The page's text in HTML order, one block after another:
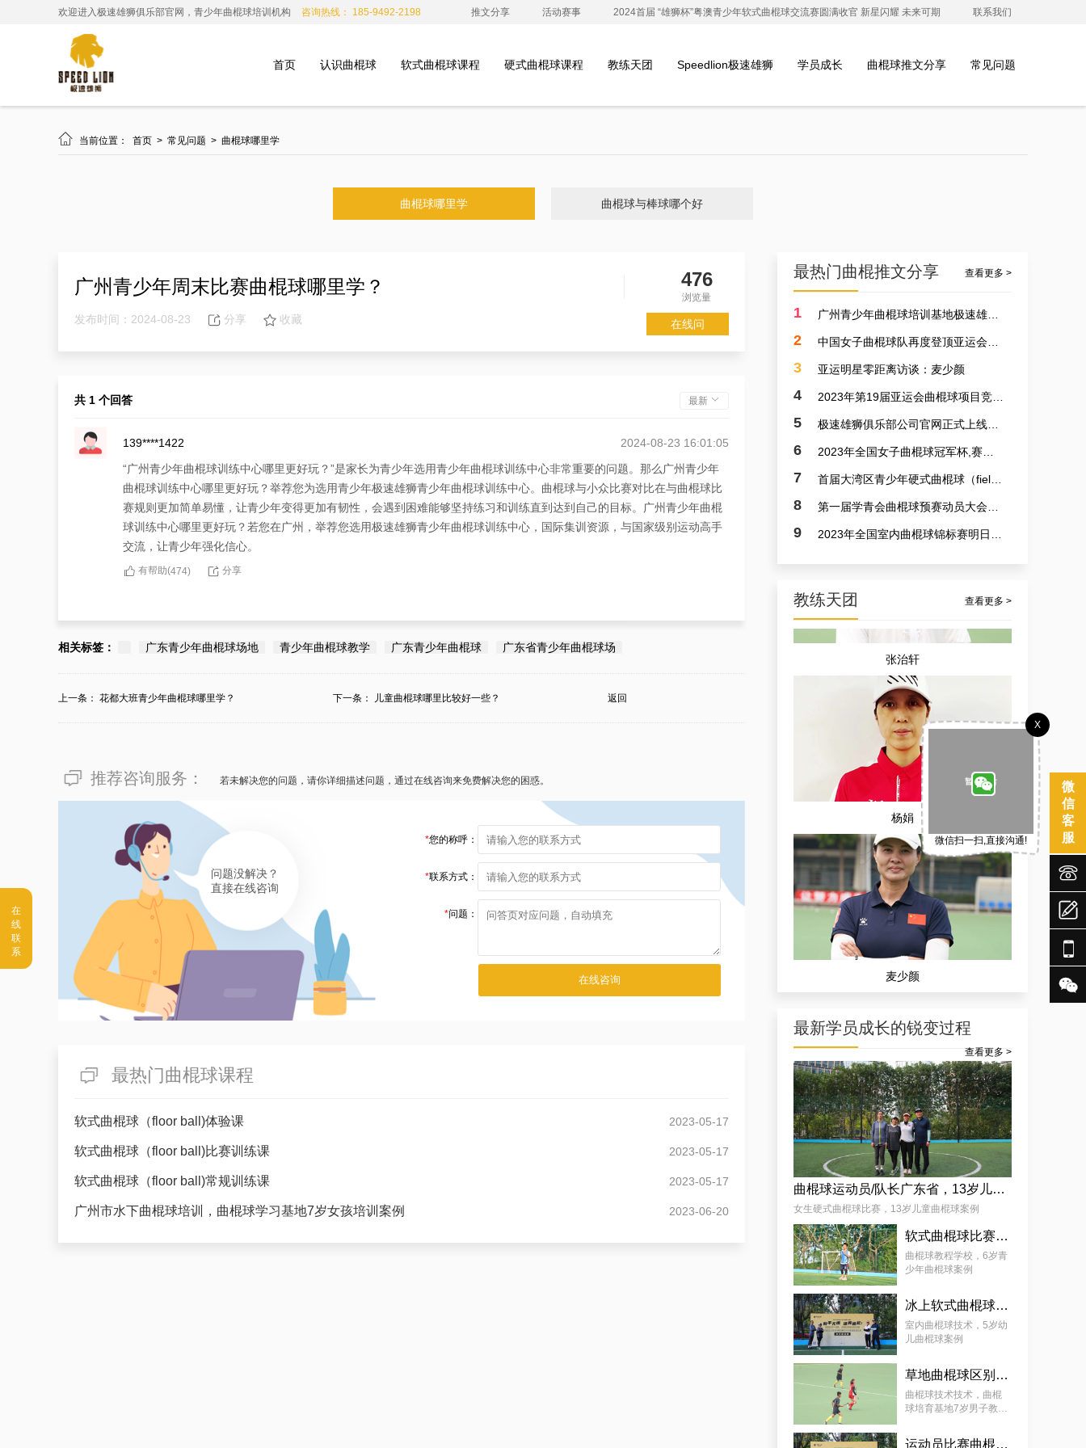
欢迎进入极速雄狮俱乐部官网，青少年曲棍球培训机构 咨询热线： 185-9492-2198 推文分享 活动赛事 2024首届 “雄狮杯”粤澳青少年软式曲棍球交流赛圆满收官 新星闪耀 未来可期 联系我们
首页 认识曲棍球 软式曲棍球课程 硬式曲棍球课程 教练天团 Speedlion极速雄狮 学员成长 曲棍球推文分享 常见问题
 当前位置： 首页 > 常见问题 > 曲棍球哪里学
曲棍球哪里学 曲棍球与棒球哪个好
广州青少年周末比赛曲棍球哪里学？ 476
浏览量
发布时间：2024-08-23 分享 收藏 在线问
共 1 个回答 最新
139****1422
2024-08-23 16:01:05
“广州青少年曲棍球训练中心哪里更好玩？”是家长为青少年选用青少年曲棍球训练中心非常重要的问题。那么广州青少年
曲棍球训练中心哪里更好玩？举荐您为选用青少年极速雄狮青少年曲棍球训练中心。曲棍球与小众比赛对比在与曲棍球比
赛规则更加简单易懂，让青少年变得更加有韧性，会遇到困难能够坚持练习和训练直到达到自己的目标。广州青少年曲棍
球训练中心哪里更好玩？若您在广州，举荐您选用极速雄狮青少年曲棍球训练中心，国际集训资源，与国家级别运动高手
交流，让青少年强化信心。
有帮助(474) 分享
相关标签： 广东青少年曲棍球场地 青少年曲棍球教学 广东青少年曲棍球 广东省青少年曲棍球场
上一条： 花都大班青少年曲棍球哪里学？ 下一条： 儿童曲棍球哪里比较好一些？ 返回
推荐咨询服务： 若未解决您的问题，请你详细描述问题，通过在线咨询来免费解决您的困惑。
问题没解决？
直接在线咨询
*您的称呼：
*联系方式：
*问题：
最热门曲棍球课程
软式曲棍球（floor ball)体验课 2023-05-17
软式曲棍球（floor ball)比赛训练课 2023-05-17
软式曲棍球（floor ball)常规训练课 2023-05-17
广州市水下曲棍球培训，曲棍球学习基地7岁女孩培训案例 2023-06-20
最热门曲棍推文分享 查看更多 >
1
2
3 亚运明星零距离访谈：麦少颜
4
5
6
7
8
9
教练天团 查看更多 >
孟宪飞
张治轩
杨娟
麦少颜
最新学员成长的锐变过程
查看更多 >
曲棍球运动员/队长广东省，13岁儿童曲棍球案例
女生硬式曲棍球比赛，13岁儿童曲棍球案例
软式曲棍球比赛技巧，6岁青少年曲棍球教程案例
曲棍球教程学校，6岁青
少年曲棍球案例
冰上软式曲棍球，曲棍球教育基地5岁女孩教程案例
室内曲棍球技术，5岁幼
儿曲棍球案例
草地曲棍球区别，7岁幼儿曲棍球教学案例
曲棍球技术技术，曲棍
球培育基地7岁男子教学
运动员比赛曲棍球，9岁幼儿曲棍球案例
微
信
客
服
X
微信扫一扫,直接沟通!




